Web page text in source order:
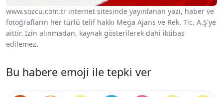
www.sozcu.com.tr internet sitesinde yayınlanan yazı, haber ve
fotoğrafların her türlü telif hakkı Mega Ajans ve Rek. Tic. A.Ş'ye
aittir. İzin alınmadan, kaynak gösterilerek dahi iktibas
edilemez.
Bu habere emoji ile tepki ver